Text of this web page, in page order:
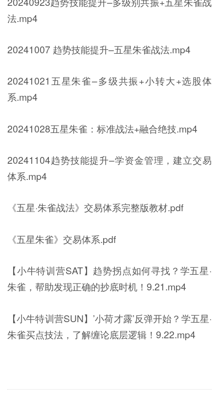
法.mp4
20241007 趋势技能提升–五星朱雀战法.mp4
20241021五星朱雀–多级共振+小转大+选股体
系.mp4
20241028五星朱雀：标准战法+融合绝技.mp4
20241104趋势技能提升–学资金管理，建立交易
体系.mp4
《五星·朱雀战法》交易体系完整版教材.pdf
《五星朱雀》交易体系.pdf
【小牛特训营SAT】趋势拐点如何寻找？学五星·
朱雀，帮助发现正确的抄底时机！9.21.mp4
【小牛特训营SUN】’小荷才露’反弹开始？学五星·
朱雀买点技法，了解缠论底层逻辑！9.22.mp4